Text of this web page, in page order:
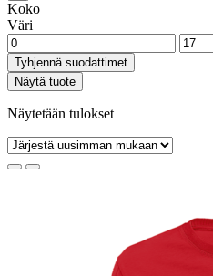
Koko
Väri
Tyhjennä suodattimet
Näytä tuote
Näytetään tulokset